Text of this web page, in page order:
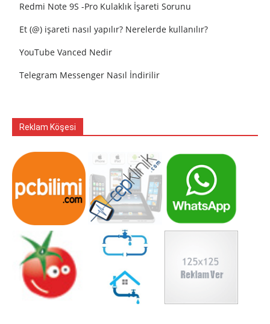
Redmi Note 9S -Pro Kulaklık İşareti Sorunu
Et (@) işareti nasıl yapılır? Nerelerde kullanılır?
YouTube Vanced Nedir
Telegram Messenger Nasıl İndirilir
Reklam Köşesi